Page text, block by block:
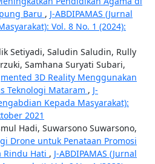
Baru , J-ABDIPAMAS (Jurnal
Vol. 8 No. 1 (2024):
Setiyadi, Saludin Saludin, Rully
Samhana Suryati Subari,
3D Reality Menggunakan
Teknologi Mataram , J-
Kepada Masyarakat):
2021
Hadi, Suwarsono Suwarsono,
Drone untuk Penataan Promosi
Rindu Hati , J-ABDIPAMAS (Jurnal